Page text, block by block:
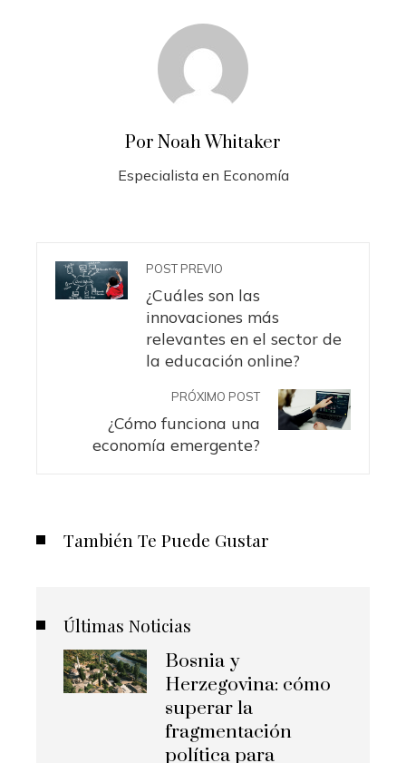
Por Noah Whitaker
Especialista en Economía
POST PREVIO
¿Cuáles son las
innovaciones más
relevantes en el sector de
la educación online?
PRÓXIMO POST
¿Cómo funciona una
economía emergente?
También Te Puede Gustar
Últimas Noticias
Bosnia y
Herzegovina: cómo
superar la
fragmentación
política para